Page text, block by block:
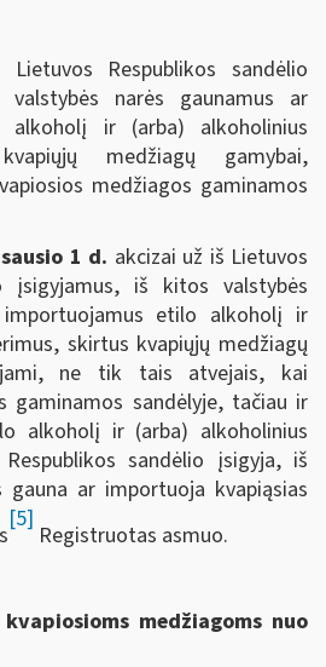
Respublikos sandėlio
narės gaunamus ar
alkoholį ir (arba) alkoholinius
medžiagų gamybai,
medžiagos gaminamos
1 d. akcizai už iš Lietuvos
įsigyjamus, iš kitos valstybės
etilo alkoholį ir
skirtus kvapiųjų medžiagų
ne tik tais atvejais, kai
gaminamos sandėlyje, tačiau ir
alkoholį ir (arba) alkoholinius
sandėlio įsigyja, iš
ar importuoja kvapiąsias
[5]
Registruotas asmuo.
medžiagoms nuo